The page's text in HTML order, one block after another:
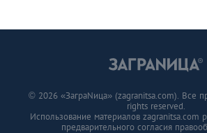
© 2026 «ЗаграNица» (zagranitsa.com). Все
rights reserved.
Использование материалов zagranitsa.com
предварительного согласия